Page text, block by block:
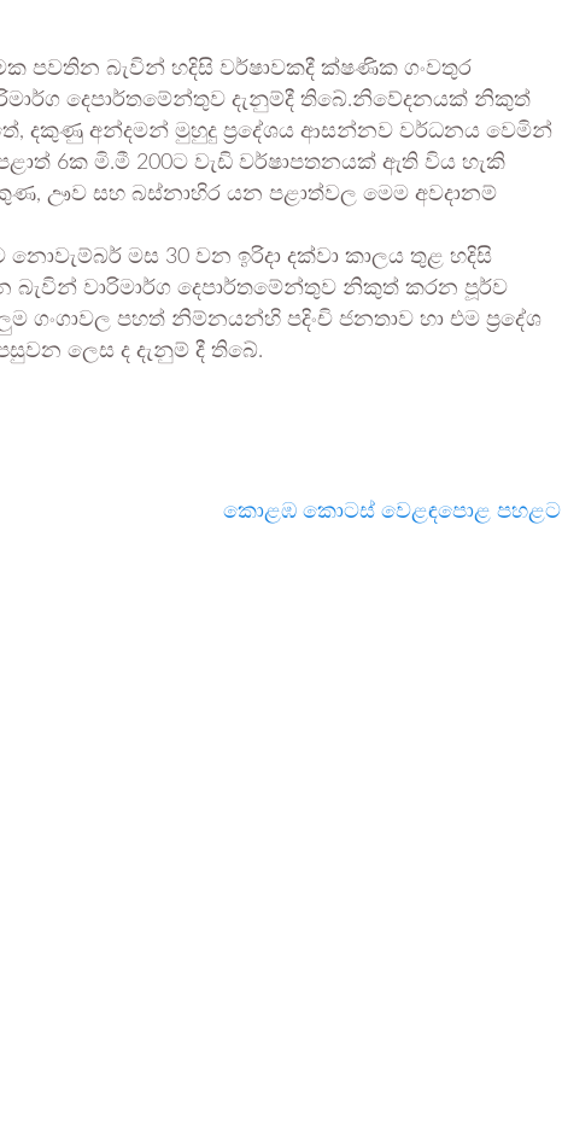
පවතින බැවින් හදිසි වර්ෂාවකදී ක්ෂණික ගංවතුර
දෙපාර්තමේන්තුව දැනුම්දී තිබේ.නිවේදනයක් නිකුත්
දකුණු අන්දමන් මුහුදු ප්‍රදේශය ආසන්නව වර්ධනය වෙමින්
6ක මි.මී 200ට වැඩි වර්ෂාපතනයක් ඇති විය හැකි
ඌව සහ බස්නාහිර යන පළාත්වල මෙම අවදානම්
මස 30 වන ඉරිදා දක්වා කාලය තුළ හදිසි
වාරිමාර්ග දෙපාර්තමේන්තුව නිකුත් කරන පූර්ව
පහත් නිම්නයන්හි පදිංචි ජනතාව හා එම ප්‍රදේශ
ලෙස ද දැනුම් දී තිබේ.
කොළඹ කොටස් වෙළඳපොළ පහළට